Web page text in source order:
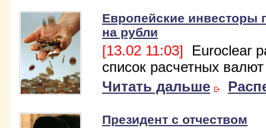
Европейские инвесторы
на рубли
[13.02 11:03] Euroclear
список расчетных валют
Читать дальше
Президент с отчеством